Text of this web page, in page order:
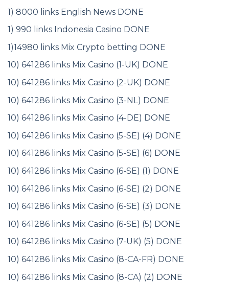
1) 8000 links English News DONE
1) 990 links Indonesia Casino DONE
1)14980 links Mix Crypto betting DONE
10) 641286 links Mix Casino (1-UK) DONE
10) 641286 links Mix Casino (2-UK) DONE
10) 641286 links Mix Casino (3-NL) DONE
10) 641286 links Mix Casino (4-DE) DONE
10) 641286 links Mix Casino (5-SE) (4) DONE
10) 641286 links Mix Casino (5-SE) (6) DONE
10) 641286 links Mix Casino (6-SE) (1) DONE
10) 641286 links Mix Casino (6-SE) (2) DONE
10) 641286 links Mix Casino (6-SE) (3) DONE
10) 641286 links Mix Casino (6-SE) (5) DONE
10) 641286 links Mix Casino (7-UK) (5) DONE
10) 641286 links Mix Casino (8-CA-FR) DONE
10) 641286 links Mix Casino (8-CA) (2) DONE